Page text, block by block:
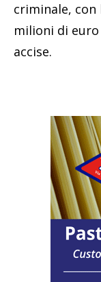
criminale, con
milioni di
accise.